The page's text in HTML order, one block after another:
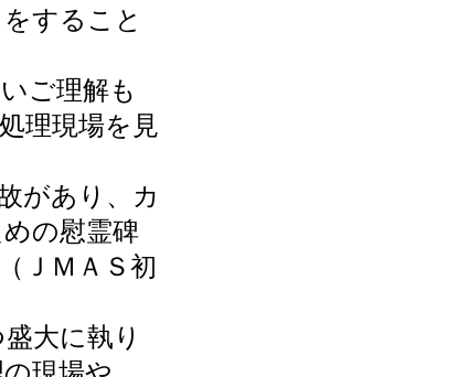
すること
ご理解も
理現場を見
があり、カ
の慰霊碑
ＪＭＡＳ初
大に執り